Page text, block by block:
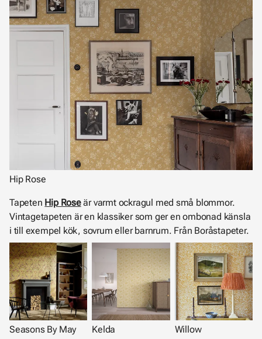
Hip Rose
Tapeten Hip Roseär varmt ockragul med små blommor.
Vintagetapeten är en klassiker som ger en ombonad känsla
i till exempel kök, sovrum eller barnrum. Från Boråstapeter.
Seasons By May Kelda Willow